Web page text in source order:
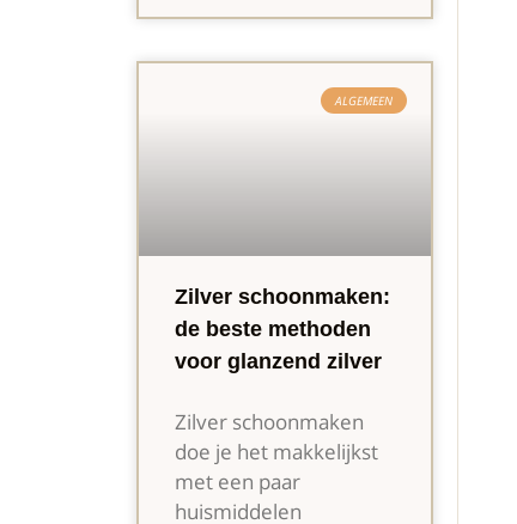
ALGEMEEN
Zilver schoonmaken:
de beste methoden
voor glanzend zilver
Zilver schoonmaken
doe je het makkelijkst
met een paar
huismiddelen